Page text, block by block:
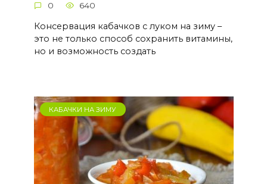
0 640
Консервация кабачков с луком на зиму –
это не только способ сохранить витамины,
но и возможность создать
КАБАЧКИ НА ЗИМУ